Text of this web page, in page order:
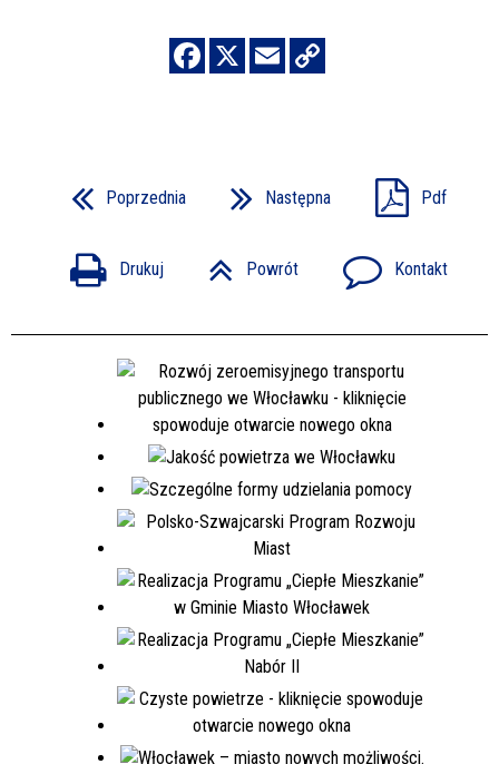
Poprzednia Następna Pdf
Drukuj Powrót Kontakt